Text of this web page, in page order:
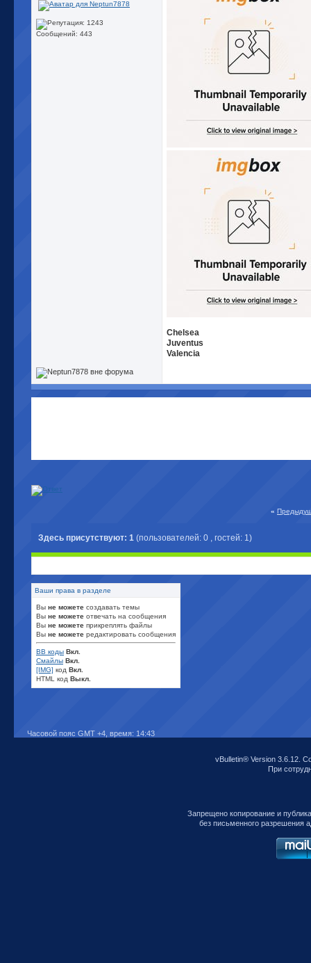
Сообщений: 443
Chelsea
Juventus
Valencia
«
Здесь присутствуют: 1 (пользователей: 0 , гостей: 1)
Ваши права в разделе
Вы не можете создавать темы
Вы не можете отвечать на сообщения
Вы не можете прикреплять файлы
Вы не можете редактировать сообщения
BB коды Вкл.
Смайлы Вкл.
[IMG] код Вкл.
HTML код Выкл.
Часовой пояс GMT +4, время: 14:43
vBulletin® Version 3.6.12.
При
Запрещено копирование и
без письменного разрешения